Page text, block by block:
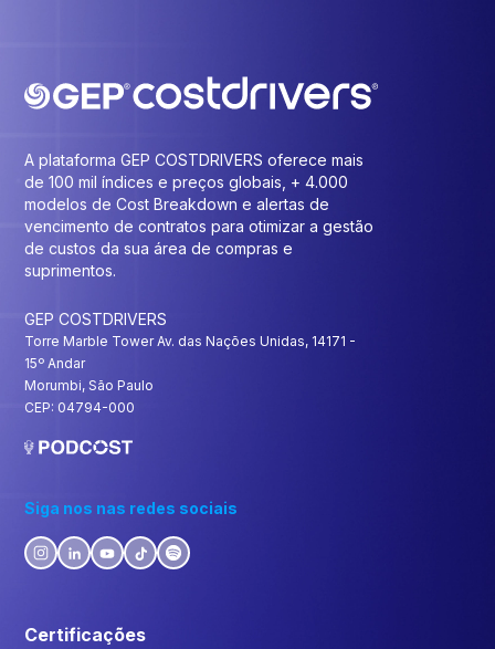
A plataforma GEP COSTDRIVERS oferece mais
de 100 mil índices e preços globais, + 4.000
modelos de Cost Breakdown e alertas de
vencimento de contratos para otimizar a gestão
de custos da sua área de compras e
suprimentos.
GEP COSTDRIVERS
Torre Marble Tower Av. das Nações Unidas, 14171 -
15º Andar
Morumbi, São Paulo
CEP: 04794-000
Siga nos nas redes sociais
Certificações